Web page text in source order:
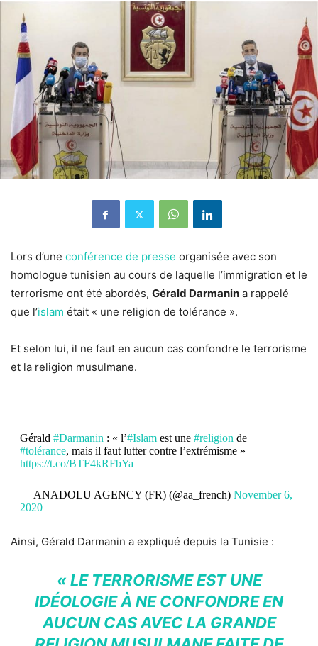
Lors d’une conférence de presse organisée avec son
homologue tunisien au cours de laquelle l’immigration et le
terrorisme ont été abordés, Gérald Darmanin a rappelé
que l’islam était « une religion de tolérance ».
Et selon lui, il ne faut en aucun cas confondre le terrorisme
et la religion musulmane.
Gérald #Darmanin : « l’#Islamest une #religion de
#tolérance, mais il faut lutter contre l’extrémisme »
https://t.co/BTF4kRFbYa
— ANADOLU AGENCY (FR) (@aa_french) November 6,
2020
Ainsi, Gérald Darmanin a expliqué depuis la Tunisie :
« LE TERRORISME EST UNE
IDÉOLOGIE À NE CONFONDRE EN
AUCUN CAS AVEC LA GRANDE